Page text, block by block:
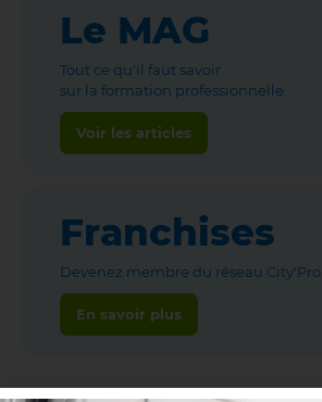
Le MAG
Tout ce qu'il faut savoir
sur la formation professionnelle
Voir les articles
Franchises
Devenez membre du réseau City'Pro
En savoir plus